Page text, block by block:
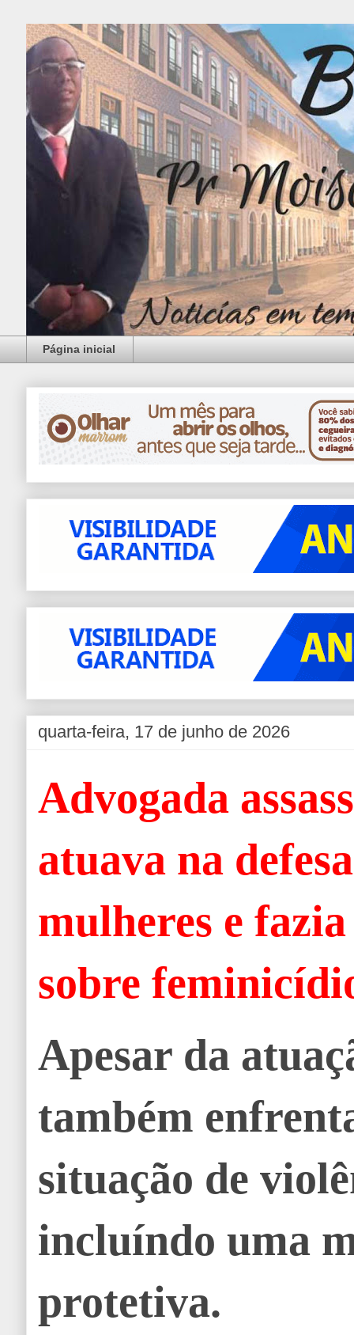
Página inicial
quarta-feira, 17 de junho de 2026
Advogada
atuava na
mulheres e
sobre
Apesar da
também
situação de
incluíndo uma
protetiva.